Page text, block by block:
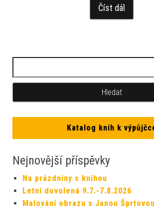
Číst dál
Katalog knih k
Nejnovější příspěvky
Na prázdniny s knihou
Letní dovolená 9.7.-7.8.2026
Malování obrazu s Janou Šprtovou